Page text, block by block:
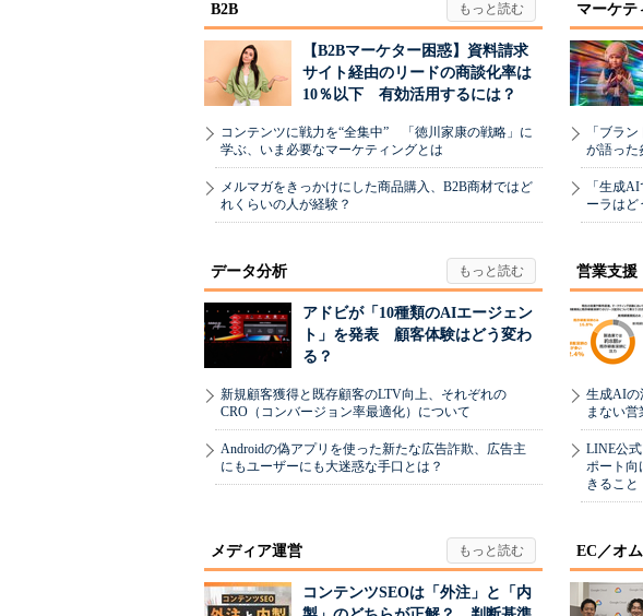
B2B
【B2Bマーケター困惑】資料請求
サイト経由のリードの商談化率は
10％以下 有効活用するには？
コンテンツに戦力を“全集中” 「徳川家康の戦略」に
学ぶ、いま必要なマーケティングとは
メルマガをきっかけにした商品購入、B2B商材ではど
れくらいの人が経験？
マーケテ
「ブラ
が語った
「生成
ーラはど
データ分析
アドビが「10種類のAIエージェン
ト」を発表 顧客体験はどう変わ
る？
新規顧客獲得と既存顧客のLTV向上、それぞれの
CRO（コンバージョン率最適化）について
Androidの偽アプリを使った新たな広告詐欺、広告主
にもユーザーにも大迷惑な手口とは？
営業支援
生成AIの
まない
LINE公
ポート向
きること
メディア運営
コンテンツSEOは「外注」と「内
EC／オ